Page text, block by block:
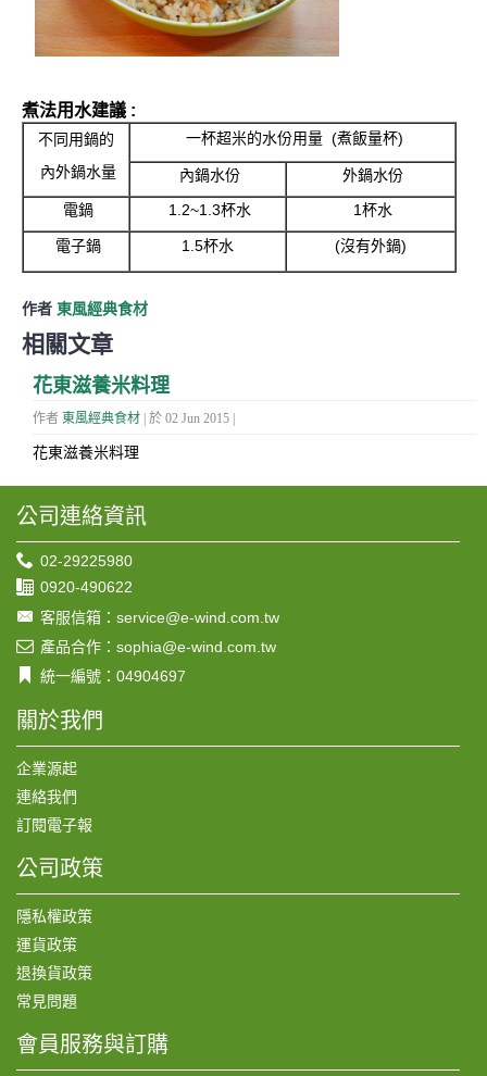
煮法用水建議 :
不同用鍋的
內外鍋水量
一杯超米的水份用量 (煮飯量杯)
內鍋水份
外鍋水份
電鍋
1.2~1.3杯水 1杯水
電子鍋 1.5杯水 (沒有外鍋)
作者 東風經典食材
相關文章
花東滋養米料理
作者 東風經典食材 | 於 02 Jun 2015 |
花東滋養米料理
公司連絡資訊
02-29225980
0920-490622
客服信箱：service@e-wind.com.tw
產品合作：sophia@e-wind.com.tw
統一編號：04904697
關於我們
企業源起
連絡我們
訂閱電子報
公司政策
隱私權政策
運貨政策
退換貨政策
常見問題
會員服務與訂購